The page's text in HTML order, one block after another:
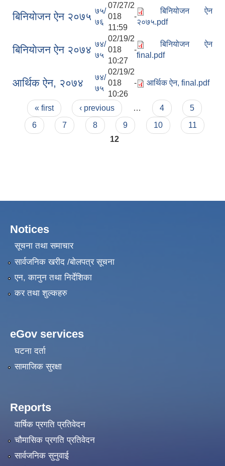
बिनियाेजन ऐन २०७५ ७५/
७६
07/27/2
018 -
11:59
बिनियोजन ऐन
२०७५.pdf
बिनियाेजन ऐन २०७४ ७४/
७५
02/19/2
018 -
10:27
बिनियोजन ऐन
final.pdf
आर्थिक ऐन, २०७४
७४/
७५
02/19/2
018 -
10:26
आर्थिक ऐन, final.pdf
Pages
« first ‹ previous … 4
5
6
7 8 9 10
11
12
Notices
सूचना तथा समाचार
सार्वजनिक खरीद /बोलपत्र सूचना
एन, कानुन तथा निर्देशिका
कर तथा शुल्कहरु
eGov services
घटना दर्ता
सामाजिक सुरक्षा
Reports
वार्षिक प्रगति प्रतिवेदन
चौमासिक प्रगति प्रतिवेदन
सार्वजनिक सुनुवाई